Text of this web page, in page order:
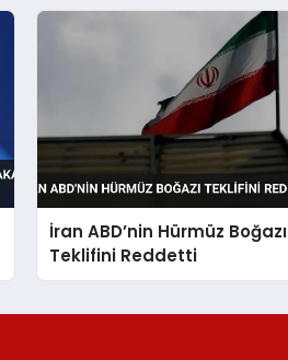
İran ABD’nin Hürmüz Boğazı
Teklifini Reddetti